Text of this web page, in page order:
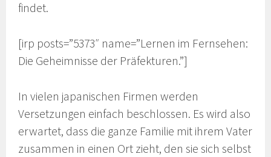
findet.
[irp posts=”5373″ name=”Lernen im Fernsehen:
Die Geheimnisse der Präfekturen.”]
In vielen japanischen Firmen werden
Versetzungen einfach beschlossen. Es wird also
erwartet, dass die ganze Familie mit ihrem Vater
zusammen in einen Ort zieht, den sie sich selbst